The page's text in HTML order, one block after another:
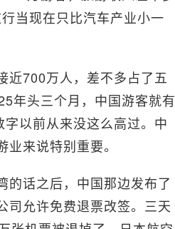
当现在只比汽车产业小一
近700万人，差不多占了五
年头三个月，中国游客就有
以前从来没这么高过。中
来说特别重要。
的话之后，中国那边发布了
司允许免费退票改签。三天